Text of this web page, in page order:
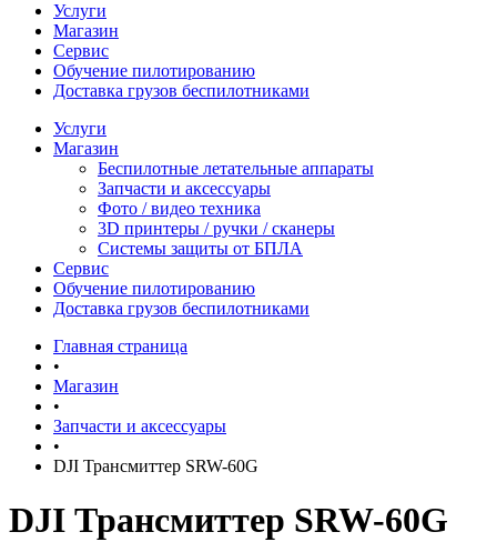
Услуги
Магазин
Сервис
Обучение пилотированию
Доставка грузов беспилотниками
Услуги
Магазин
Беспилотные летательные аппараты
Запчасти и аксессуары
Фото / видео техника
3D принтеры / ручки / сканеры
Системы защиты от БПЛА
Сервис
Обучение пилотированию
Доставка грузов беспилотниками
Главная страница
•
Магазин
•
Запчасти и аксессуары
•
DJI Трансмиттер SRW-60G
DJI Трансмиттер SRW-60G